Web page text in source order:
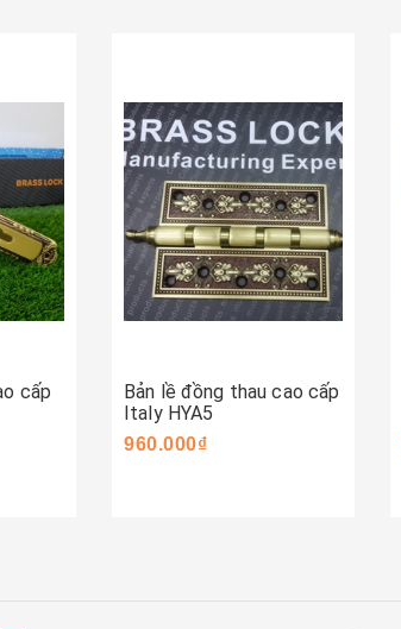
cấp
Bản lề đồng thau cao cấp
Italy HYA5
960.000₫